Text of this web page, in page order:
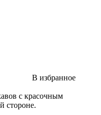
В избранное
с красочным
стороне.